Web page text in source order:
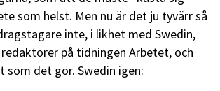
som helst. Men nu är det ju tyvärr så
inte, i likhet med Swedin,
på tidningen Arbetet, och
som det gör. Swedin igen: